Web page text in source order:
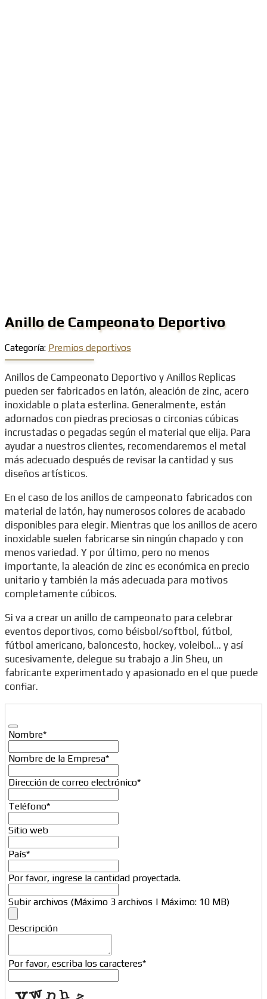
Anillo de Campeonato Deportivo
Categoría: Premios deportivos
Anillos de Campeonato Deportivo y Anillos Replicas
pueden ser fabricados en latón, aleación de zinc, acero
inoxidable o plata esterlina. Generalmente, están
adornados con piedras preciosas o circonias cúbicas
incrustadas o pegadas según el material que elija. Para
ayudar a nuestros clientes, recomendaremos el metal
más adecuado después de revisar la cantidad y sus
diseños artísticos.
En el caso de los anillos de campeonato fabricados con
material de latón, hay numerosos colores de acabado
disponibles para elegir. Mientras que los anillos de acero
inoxidable suelen fabricarse sin ningún chapado y con
menos variedad. Y por último, pero no menos
importante, la aleación de zinc es económica en precio
unitario y también la más adecuada para motivos
completamente cúbicos.
Si va a crear un anillo de campeonato para celebrar
eventos deportivos, como béisbol/softbol, fútbol,
fútbol americano, baloncesto, hockey, voleibol… y así
sucesivamente, delegue su trabajo a Jin Sheu, un
fabricante experimentado y apasionado en el que puede
confiar.
Nombre*
Nombre de la Empresa*
Dirección de correo electrónico*
Teléfono*
Sitio web
País*
Por favor, ingrese la cantidad proyectada.
Subir archivos (Máximo 3 archivos | Máximo: 10 MB)
Descripción
Website
Por favor, escriba los caracteres*